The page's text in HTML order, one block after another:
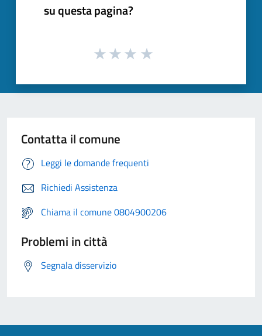
su questa pagina?
Contatta il comune
Leggi le domande frequenti
Richiedi Assistenza
Chiama il comune 0804900206
Problemi in città
Segnala disservizio